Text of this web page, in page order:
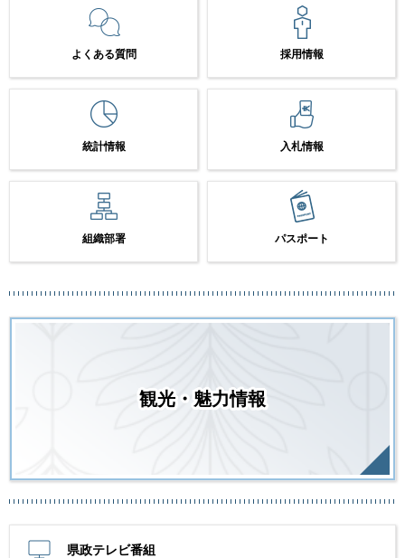
よくある質問 採用情報
統計情報 入札情報
組織部署 パスポート
観光・魅力情報
県政テレビ番組